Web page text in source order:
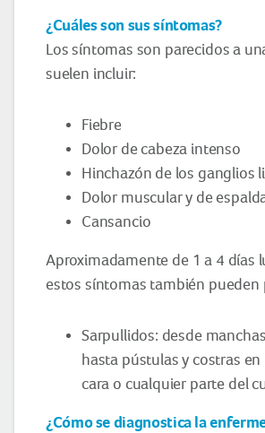
¿Cuáles son sus síntomas?
Los síntomas son parecidos a
suelen incluir:
Fiebre
Dolor de cabeza intenso
Hinchazón de los ganglios
Dolor muscular y de
Cansancio
Aproximadamente de 1 a 4 días
estos síntomas también pueden
Sarpullidos: desde
hasta pústulas y costras en
cara o cualquier parte del
¿Cómo se diagnostica la